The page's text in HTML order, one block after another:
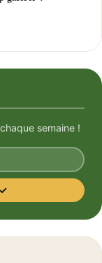
semaine !